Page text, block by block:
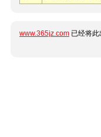
www.365jz.com 已经将